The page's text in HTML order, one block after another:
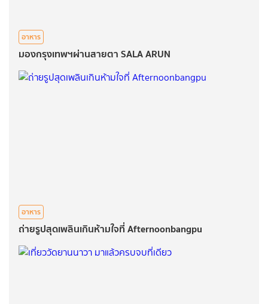
อาหาร
มองกรุงเทพฯผ่านสายตา SALA ARUN
อาหาร
ถ่ายรูปสุดเพลินเกินห้ามใจที่ Afternoonbangpu